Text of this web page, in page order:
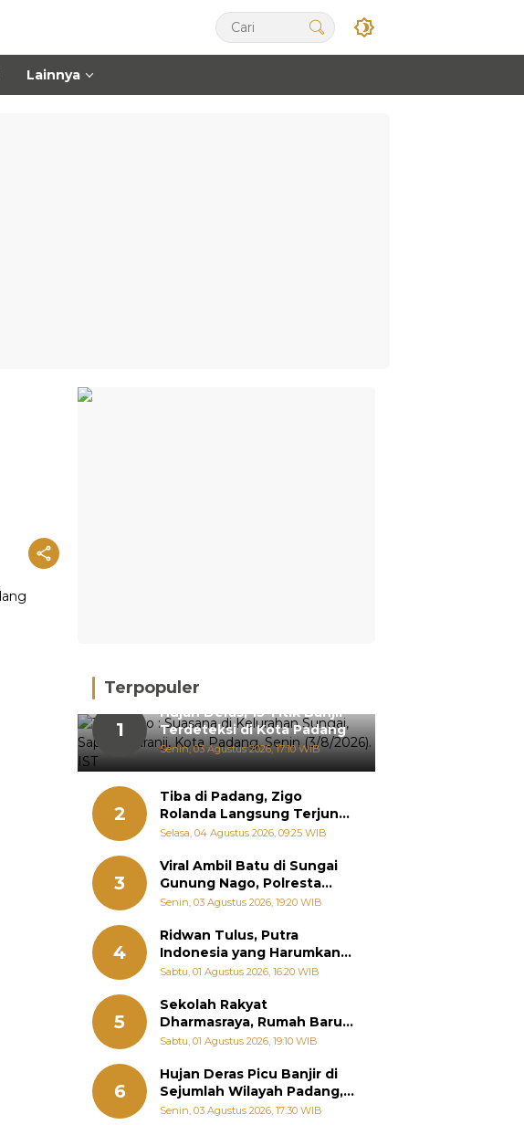
Lainnya
Terpopuler
1
Hujan Deras, 15 Titik Banjir
Terdeteksi di Kota Padang
Senin, 03 Agustus 2026, 17:10 WIB
2
Tiba di Padang, Zigo
Rolanda Langsung Terjun
Bantu Warga Terdampak
Selasa, 04 Agustus 2026, 09:25 WIB
3
Viral Ambil Batu di Sungai
Gunung Nago, Polresta
Padang Ungkap Fakta
Senin, 03 Agustus 2026, 19:20 WIB
4
Ridwan Tulus, Putra
Indonesia yang Harumkan
Nama Bangsa hingga
Jepang
Sabtu, 01 Agustus 2026, 16:20 WIB
5
Sekolah Rakyat
Dharmasraya, Rumah Baru
268 Anak Menggapai Mimpi
Kemiskinan
Sabtu, 01 Agustus 2026, 19:10 WIB
6
Hujan Deras Picu Banjir di
Sejumlah Wilayah Padang,
Fadly Amran Perintahkan
Senin, 03 Agustus 2026, 17:30 WIB